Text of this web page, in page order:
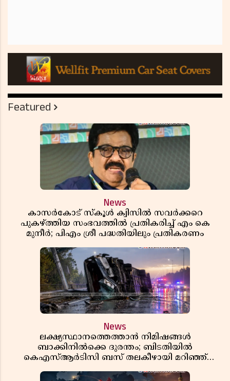
Featured
News
കാസർകോട് സ്കൂൾ ക്വിസിൽ സവർക്കറെ
പുകഴ്ത്തിയ സംഭവത്തിൽ പ്രതികരിച്ച് എം കെ
മുനീർ; പിഎം ശ്രീ പദ്ധതിയിലും പ്രതികരണം
News
ലക്ഷ്യസ്ഥാനത്തെത്താൻ നിമിഷങ്ങൾ
ബാക്കിനിൽക്കെ ദുരന്തം; ബിടതിയിൽ
കെഎസ്ആർടിസി ബസ് തലകീഴായി മറിഞ്ഞ്